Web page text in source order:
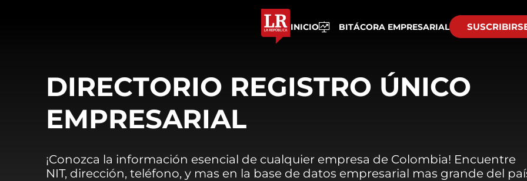
INICIO BITÁCORA EMPRESARIAL
DIRECTORIO REGISTRO ÚNICO
EMPRESARIAL
¡Conozca la información esencial de cualquier empresa de Colombia! Encuentre
NIT, dirección, teléfono, y mas en la base de datos empresarial mas grande del